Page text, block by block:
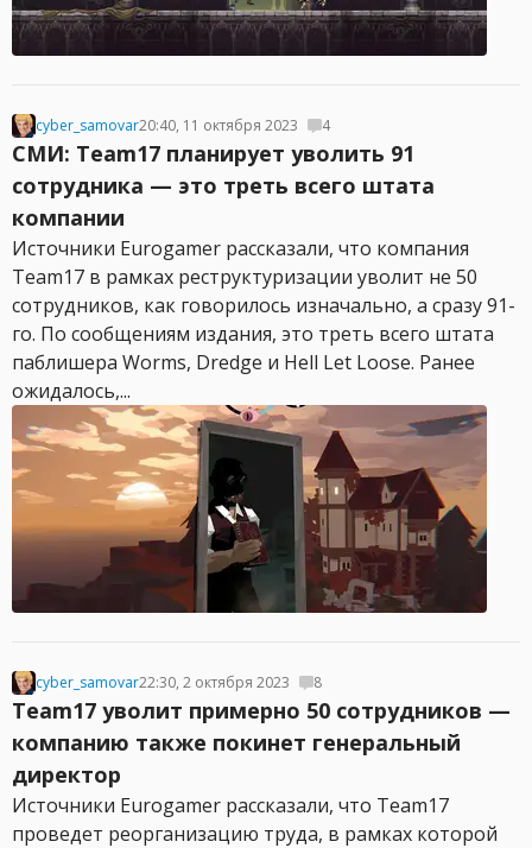
cyber_samovar20:40, 11 октября 2023 4
СМИ: Team17 планирует уволить 91
сотрудника — это треть всего штата
компании
Источники Eurogamer рассказали, что компания
Team17 в рамках реструктуризации уволит не 50
сотрудников, как говорилось изначально, а сразу 91-
го. По сообщениям издания, это треть всего штата
паблишера Worms, Dredge и Hell Let Loose. Ранее
ожидалось,...
cyber_samovar22:30, 2 октября 2023 8
Team17 уволит примерно 50 сотрудников —
компанию также покинет генеральный
директор
Источники Eurogamer рассказали, что Team17
проведет реорганизацию труда, в рамках которой